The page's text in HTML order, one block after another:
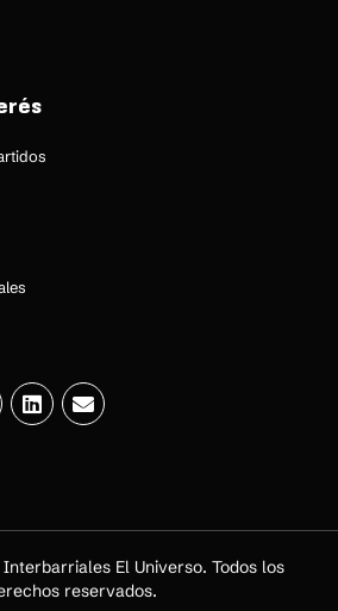
El Universo. Todos los
reservados.